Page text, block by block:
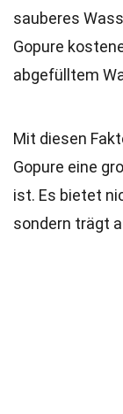
sauberes
Gopure
abgefülltem
Mit diesen
Gopure eine
ist. Es bietet
sondern trägt